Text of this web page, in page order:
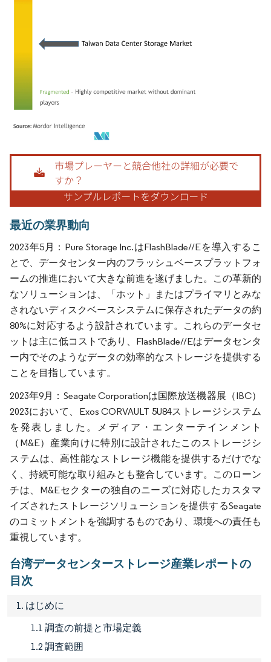
画像 © Mordor Intelligence。再利用にはCC BY 4.0の表示が必要です。
最近の業界動向
2023年5月：Pure Storage Inc.はFlashBlade//Eを導入するこ
とで、データセンター内のフラッシュベースプラットフォ
ームの推進において大きな前進を遂げました。この革新的
なソリューションは、「ホット」またはプライマリとみな
されないディスクベースシステムに保存されたデータの約
80%に対応するよう設計されています。これらのデータセ
ットは主に低コストであり、FlashBlade//Eはデータセンタ
ー内でそのようなデータの効率的なストレージを提供する
ことを目指しています。
2023年9月：Seagate Corporationは国際放送機器展（IBC）
2023において、Exos CORVAULT 5U84ストレージシステム
を発表しました。メディア・エンターテインメント
（M&E）産業向けに特別に設計されたこのストレージシ
ステムは、高性能なストレージ機能を提供するだけでな
く、持続可能な取り組みとも整合しています。このローン
チは、M&Eセクターの独自のニーズに対応したカスタマ
イズされたストレージソリューションを提供するSeagate
のコミットメントを強調するものであり、環境への責任も
重視しています。
台湾データセンターストレージ産業レポートの
目次
1. はじめに
1.1 調査の前提と市場定義
1.2 調査範囲